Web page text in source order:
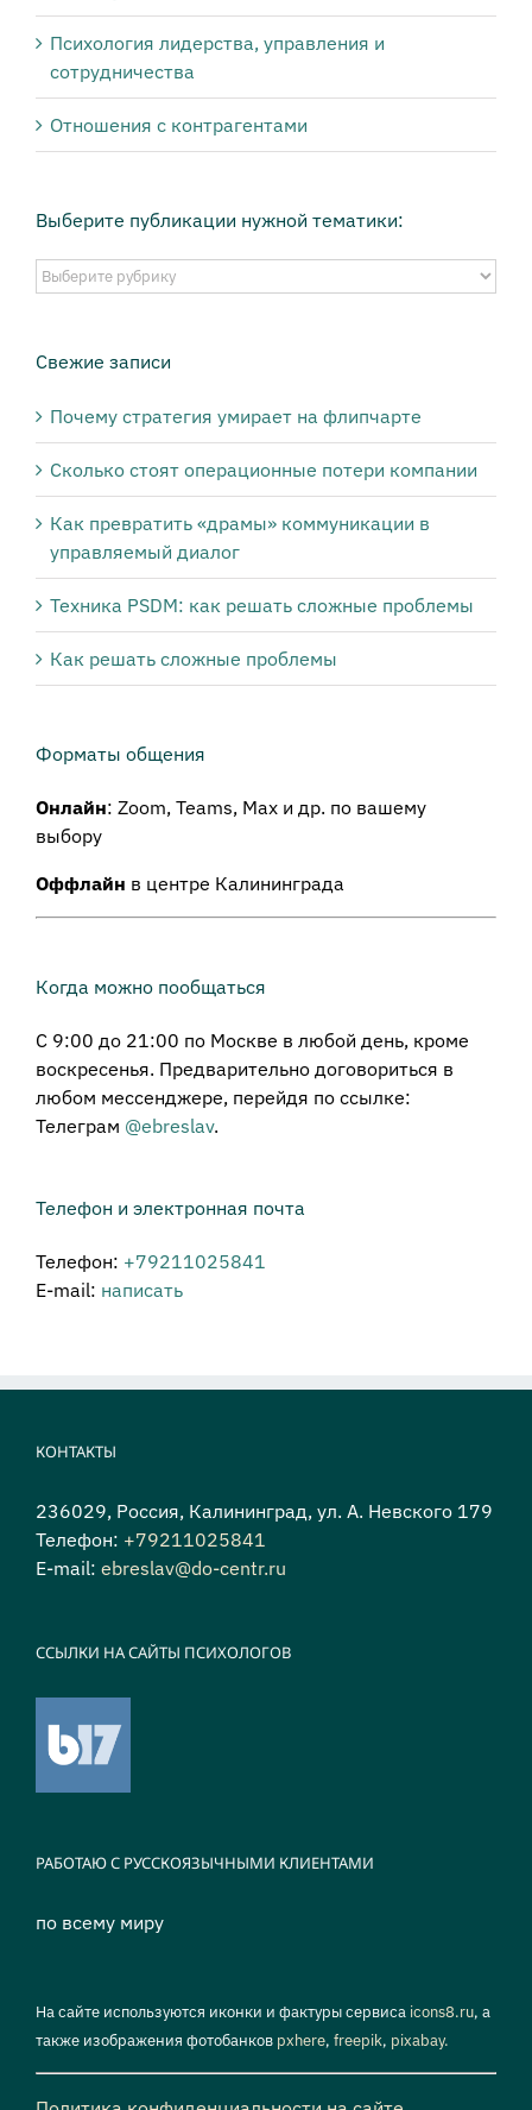
Психология лидерства, управления и
сотрудничества
Отношения с контрагентами
Выберите публикации нужной тематики:
Выберите
публикации
тематики:
Свежие записи
Почему стратегия умирает на флипчарте
Сколько стоят операционные потери компании
Как превратить «драмы» коммуникации в
управляемый диалог
Техника PSDM: как решать сложные проблемы
Как решать сложные проблемы
Форматы общения
Онлайн: Zoom, Teams, Max и др. по вашему
выбору
Оффлайн в центре Калининграда
Когда можно пообщаться
С 9:00 до 21:00 по Москве в любой день, кроме
воскресенья. Предварительно договориться в
любом мессенджере, перейдя по ссылке:
Телеграм @ebreslav.
Телефон и электронная почта
Телефон: +79211025841
E-mail: написать
КОНТАКТЫ
236029, Россия, Калининград, ул. А. Невского 179
Телефон: +79211025841
E-mail: ebreslav@do-centr.ru
ССЫЛКИ НА САЙТЫ ПСИХОЛОГОВ
РАБОТАЮ С РУССКОЯЗЫЧНЫМИ КЛИЕНТАМИ
по всему миру
На сайте используются иконки и фактуры сервиса icons8.ru, а
также изображения фотобанков pxhere, freepik, pixabay.